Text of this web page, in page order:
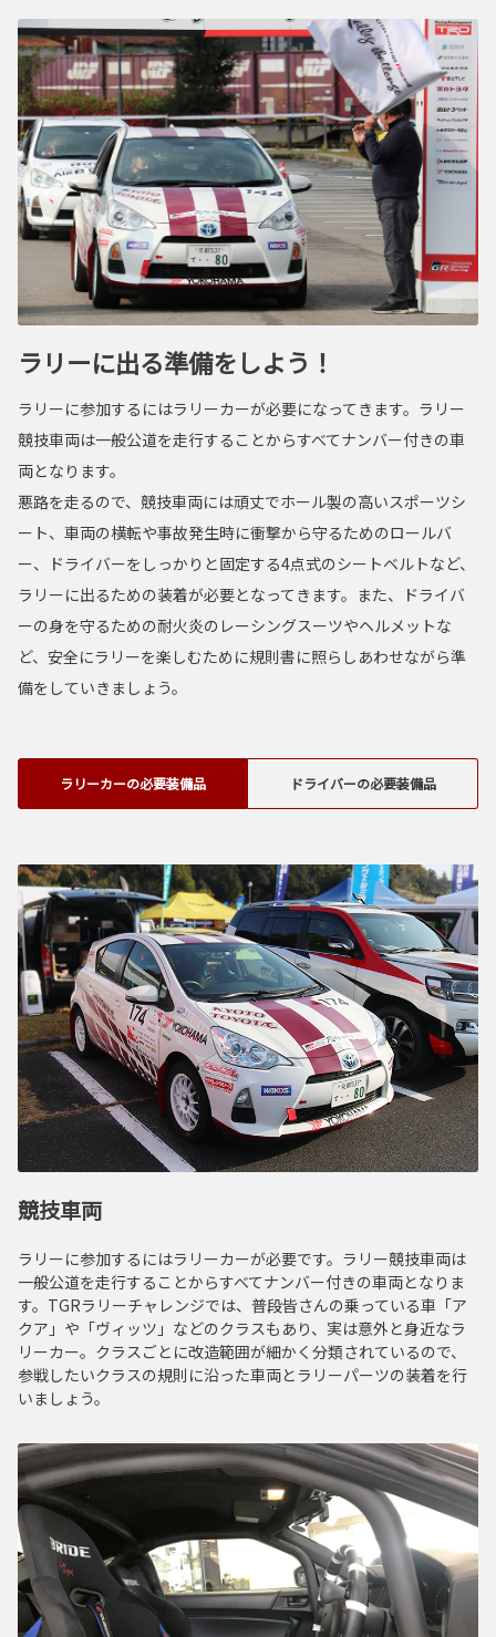
ラリーに出る準備をしよう！
ラリーに参加するにはラリーカーが必要になってきます。ラリー
競技車両は一般公道を走行することからすべてナンバー付きの車
両となります。
悪路を走るので、競技車両には頑丈でホール製の高いスポーツシ
ート、車両の横転や事故発生時に衝撃から守るためのロールバ
ー、ドライバーをしっかりと固定する4点式のシートベルトなど、
ラリーに出るための装着が必要となってきます。また、ドライバ
ーの身を守るための耐火炎のレーシングスーツやヘルメットな
ど、安全にラリーを楽しむために規則書に照らしあわせながら準
備をしていきましょう。
ラリーカーの必要装備品 ドライバーの必要装備品
競技車両
ラリーに参加するにはラリーカーが必要です。ラリー競技車両は
一般公道を走行することからすべてナンバー付きの車両となりま
す。TGRラリーチャレンジでは、普段皆さんの乗っている車「ア
クア」や「ヴィッツ」などのクラスもあり、実は意外と身近なラ
リーカー。クラスごとに改造範囲が細かく分類されているので、
参戦したいクラスの規則に沿った車両とラリーパーツの装着を行
いましょう。